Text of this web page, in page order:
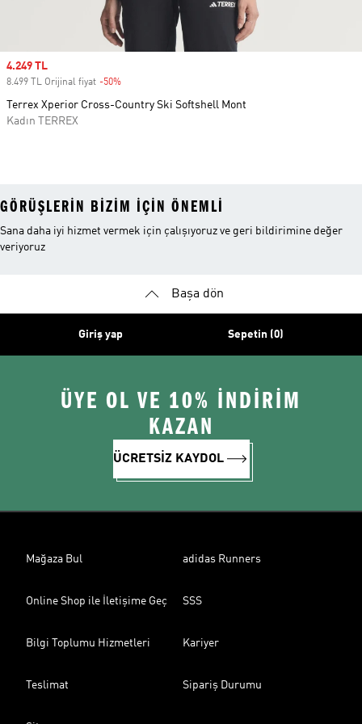
Sale price
4.249 TL
8.499 TL Orijinal fiyat -50%
Terrex Xperior Cross-Country Ski Softshell Mont
Kadın TERREX
GÖRÜŞLERIN BIZIM IÇIN ÖNEMLI
Sana daha iyi hizmet vermek için çalışıyoruz ve geri bildirimine değer
veriyoruz
Başa dön
Giriş yap Sepetin (0)
ÜYE OL VE 10% İNDİRİM
KAZAN
ÜCRETSİZ KAYDOL
Mağaza Bul adidas Runners
Online Shop ile İletişime Geç SSS
Bilgi Toplumu Hizmetleri Kariyer
Teslimat Sipariş Durumu